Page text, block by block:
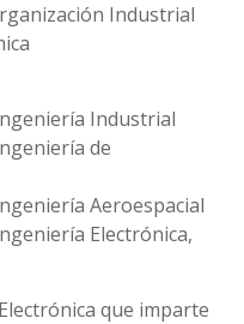
Industrial
Industrial
de
Aeroespacial
Electrónica,
que imparte